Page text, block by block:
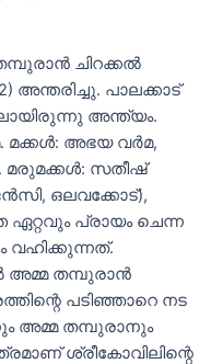
ചിറക്കൽ
അന്തരിച്ചു. പാലക്കാട്
അന്ത്യം.
മക്കൾ: അഭയ വർമ,
സതീഷ്
ഒലവക്കോട്),
പ്രായം ചെന്ന
വഹിക്കുന്നത്.
അമ്മ തമ്പുരാൻ
പടിഞ്ഞാറെ നട
അമ്മ തമ്പുരാനും
ശ്രീകോവിലിന്റെ